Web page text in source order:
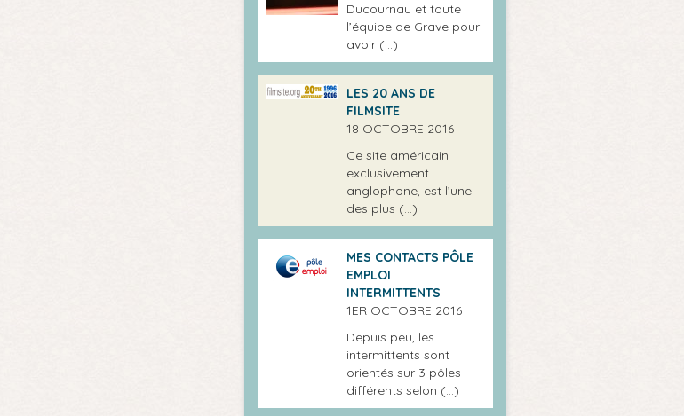
Ducournau et toute
l’équipe de Grave pour
avoir (…)
LES 20 ANS DE
FILMSITE
18 OCTOBRE 2016
Ce site américain
exclusivement
anglophone, est l’une
des plus (…)
MES CONTACTS PÔLE
EMPLOI
INTERMITTENTS
1ER OCTOBRE 2016
Depuis peu, les
intermittents sont
orientés sur 3 pôles
différents selon (…)